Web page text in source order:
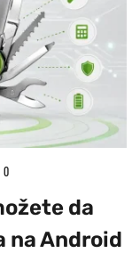
0
da
na Android